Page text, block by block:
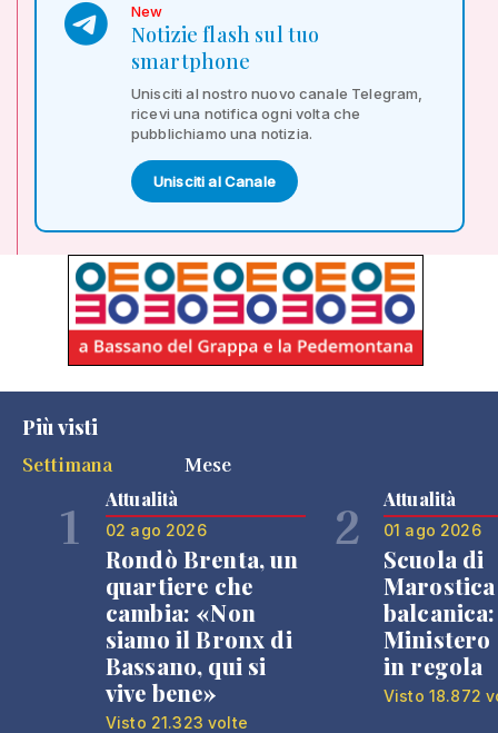
New
Notizie flash sul tuo
smartphone
Unisciti al nostro nuovo canale Telegram,
ricevi una notifica ogni volta che
pubblichiamo una notizia.
Unisciti al Canale
Più visti
Settimana
Mese
1 Attualità
02 ago 2026
Rondò Brenta, un
quartiere che
cambia: «Non
siamo il Bronx di
Bassano, qui si
vive bene»
Visto 21.323 volte
2 Attualità
01 ago 2026
Scuola di
Ministero
in regola
Visto 18.872